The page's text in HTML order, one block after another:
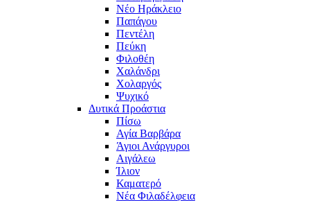
Νέο Ηράκλειο
Παπάγου
Πεντέλη
Πεύκη
Φιλοθέη
Χαλάνδρι
Χολαργός
Ψυχικό
Δυτικά Προάστια
Πίσω
Αγία Βαρβάρα
Άγιοι Ανάργυροι
Αιγάλεω
Ίλιον
Καματερό
Νέα Φιλαδέλφεια